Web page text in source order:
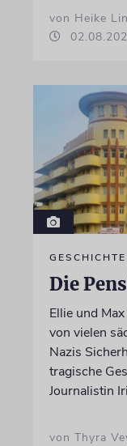
von Heike
GESCHICHTE
Die
Ellie und
von vielen
Nazis
tragische
Journalistin
von Thyra